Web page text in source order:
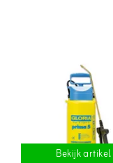
Bekijk artikel